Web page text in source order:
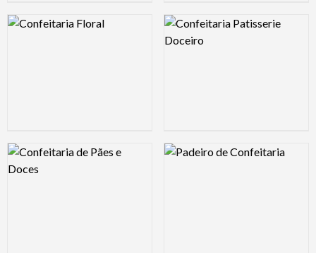
Logo Preview Image Logo Preview Image
Logo Preview Image Logo Preview Image